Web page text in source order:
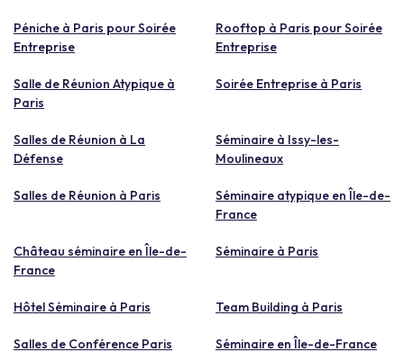
Péniche à Paris pour Soirée
Entreprise
Rooftop à Paris pour Soirée
Entreprise
Salle de Réunion Atypique à
Paris
Soirée Entreprise à Paris
Salles de Réunion à La
Défense
Séminaire à Issy-les-
Moulineaux
Salles de Réunion à Paris
Séminaire atypique en Île-de-
France
Château séminaire en Île-de-
France
Séminaire à Paris
Hôtel Séminaire à Paris Team Building à Paris
Salles de Conférence Paris Séminaire en Île-de-France